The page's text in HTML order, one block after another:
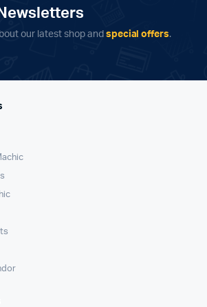
our latest shop and special offers.